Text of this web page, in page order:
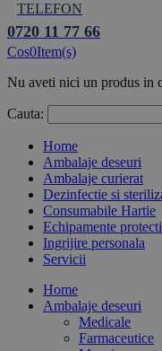
TELEFON
0720 11 77 66
Cos0Item(s)
Nu aveti nici un produs in
Cauta:
Home
Ambalaje deseuri
Ambalaje curierat
Dezinfectie si
Consumabile Hartie
Echipamente
Ingrijire personala
Servicii
Home
Ambalaje deseuri
Medicale
Farmaceutice